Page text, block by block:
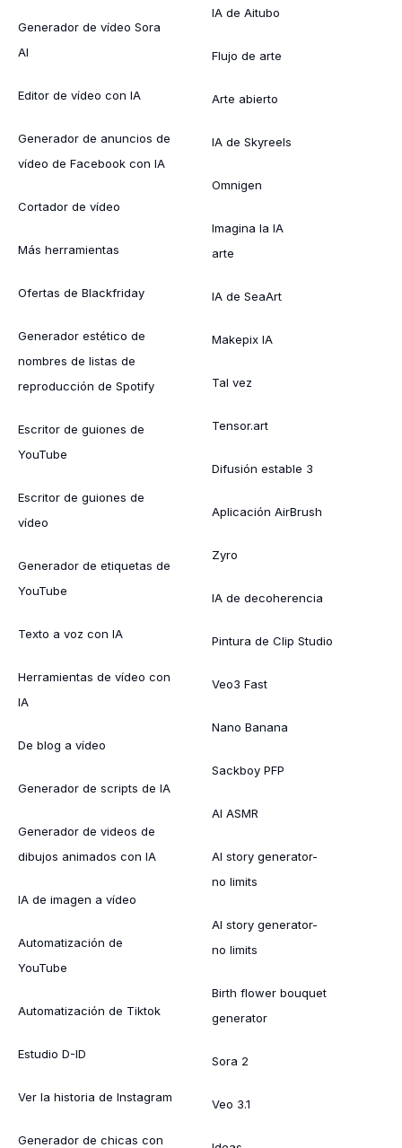
Generador de vídeo Sora
AI
Editor de vídeo con IA
Generador de anuncios de
vídeo de Facebook con IA
Cortador de vídeo
Más herramientas
Ofertas de Blackfriday
Generador estético de
nombres de listas de
reproducción de Spotify
Escritor de guiones de
YouTube
Escritor de guiones de
vídeo
Generador de etiquetas de
YouTube
Texto a voz con IA
Herramientas de vídeo con
IA
De blog a vídeo
Generador de scripts de IA
Generador de videos de
dibujos animados con IA
IA de imagen a vídeo
Automatización de
YouTube
Automatización de Tiktok
Estudio D-ID
Ver la historia de Instagram
Generador de chicas con
IA de Aitubo
Flujo de arte
Arte abierto
IA de Skyreels
Omnigen
Imagina la IA
arte
IA de SeaArt
Makepix IA
Tal vez
Tensor.art
Difusión estable 3
Aplicación AirBrush
Zyro
IA de decoherencia
Pintura de Clip Studio
Veo3 Fast
Nano Banana
Sackboy PFP
AI ASMR
AI story generator-
no limits
AI story generator-
no limits
Birth flower bouquet
generator
Sora 2
Veo 3.1